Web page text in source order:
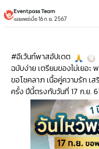
Eventpass Team
เผยแพร่เมื่อ 16 ก.ย. 2567
#อีเว้นท์พาสอัปเดต
ฉบับง่าย เตรียมของไม่เยอ
ขอโชคลาภ เนื้อคู่ความรัก เ
ครั้ง ปีนี้ตรงกับวันที่ 17 ก.ย.